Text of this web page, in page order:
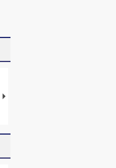
马航飞行员跨国走私7万